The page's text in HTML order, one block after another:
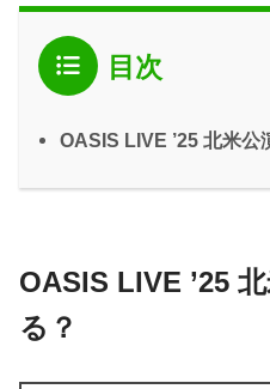
目次
OASIS LIVE ’25 北米公
OASIS LIVE ’25
る？